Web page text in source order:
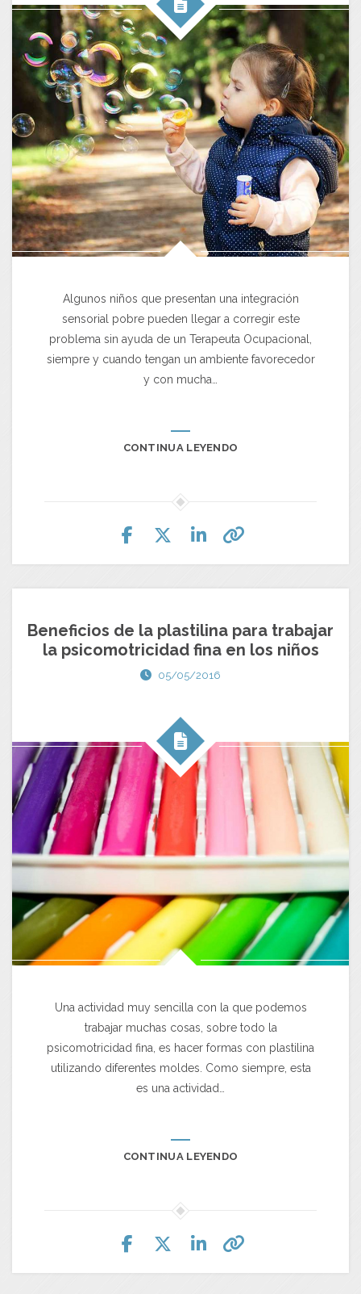
Algunos niños que presentan una integración
sensorial pobre pueden llegar a corregir este
problema sin ayuda de un Terapeuta Ocupacional,
siempre y cuando tengan un ambiente favorecedor
y con mucha…
CONTINUA LEYENDO
Beneficios de la plastilina para trabajar
la psicomotricidad fina en los niños
05/05/2016
Una actividad muy sencilla con la que podemos
trabajar muchas cosas, sobre todo la
psicomotricidad fina, es hacer formas con plastilina
utilizando diferentes moldes. Como siempre, esta
es una actividad…
CONTINUA LEYENDO